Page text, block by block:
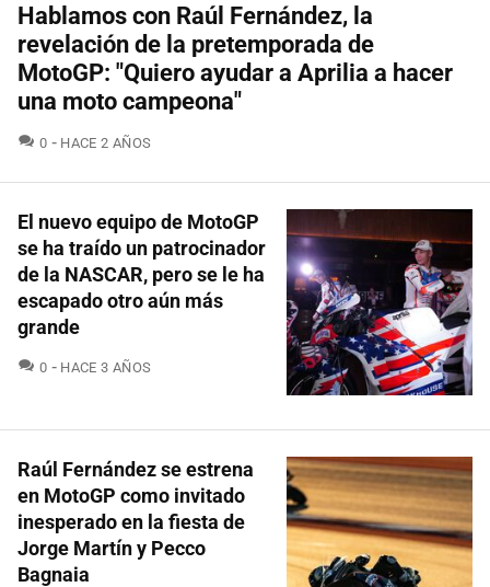
Hablamos con Raúl Fernández, la
revelación de la pretemporada de
MotoGP: "Quiero ayudar a Aprilia a hacer
una moto campeona"
0 COMENTARIOS
HACE 2 AÑOS
El nuevo equipo de MotoGP
se ha traído un patrocinador
de la NASCAR, pero se le ha
escapado otro aún más
grande
0 COMENTARIOS
HACE 3 AÑOS
Raúl Fernández se estrena
en MotoGP como invitado
inesperado en la fiesta de
Jorge Martín y Pecco
Bagnaia